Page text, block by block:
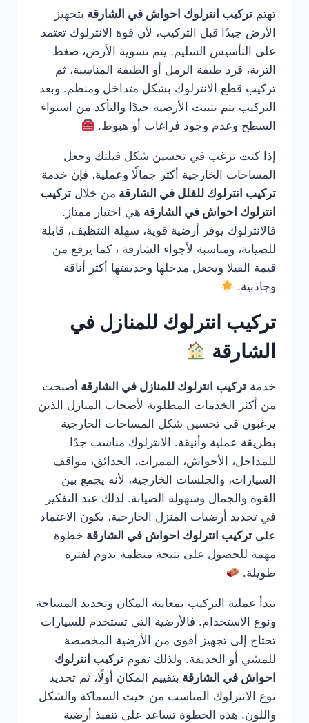
تهتم تركيب انترلوك احواش في الشارقة بتجهيز
الأرض جيدًا قبل التركيب، لأن قوة الانترلوك تعتمد
على التأسيس السليم. يتم تسوية الأرض، ضغط
التربة، فرد طبقة الرمل أو الطبقة المناسبة، ثم
تركيب قطع الانترلوك بشكل متداخل ومنظم. وبعد
التركيب يتم تثبيت الأرضية جيدًا والتأكد من استواء
السطح وعدم وجود فراغات أو هبوط.
إذا كنت ترغب في تحسين شكل فيلتك وجعل
المساحات الخارجية أكثر جمالًا وعملية، فإن خدمة
تركيب انترلوك للفلل في الشارقة من خلال تركيب
انترلوك احواش في الشارقة هي اختيار ممتاز.
فالانترلوك يوفر أرضية قوية، سهلة التنظيف، قابلة
للصيانة، ومناسبة لأجواء الشارقة ، كما يرفع من
قيمة الفيلا ويجعل مدخلها وحديقتها أكثر أناقة
وجاذبية.
تركيب انترلوك للمنازل في
الشارقة
خدمة تركيب انترلوك للمنازل في الشارقة أصبحت
من أكثر الخدمات المطلوبة لأصحاب المنازل الذين
يرغبون في تحسين شكل المساحات الخارجية
بطريقة عملية وأنيقة. الانترلوك مناسب جدًا
للمداخل، الأحواش، الممرات، الحدائق، مواقف
السيارات، والجلسات الخارجية، لأنه يجمع بين
القوة والجمال وسهولة الصيانة. لذلك عند التفكير
في تجديد أرضيات المنزل الخارجية، يكون الاعتماد
على تركيب انترلوك احواش في الشارقة خطوة
مهمة للحصول على نتيجة منظمة تدوم لفترة
طويلة.
تبدأ عملية التركيب بمعاينة المكان وتحديد المساحة
ونوع الاستخدام. فالأرضية التي تستخدم للسيارات
تحتاج إلى تجهيز أقوى من الأرضية المخصصة
للمشي أو الحديقة. ولذلك تقوم تركيب انترلوك
احواش في الشارقة بتقييم المكان أولًا، ثم تحديد
نوع الانترلوك المناسب من حيث السماكة والشكل
واللون. هذه الخطوة تساعد على تنفيذ أرضية